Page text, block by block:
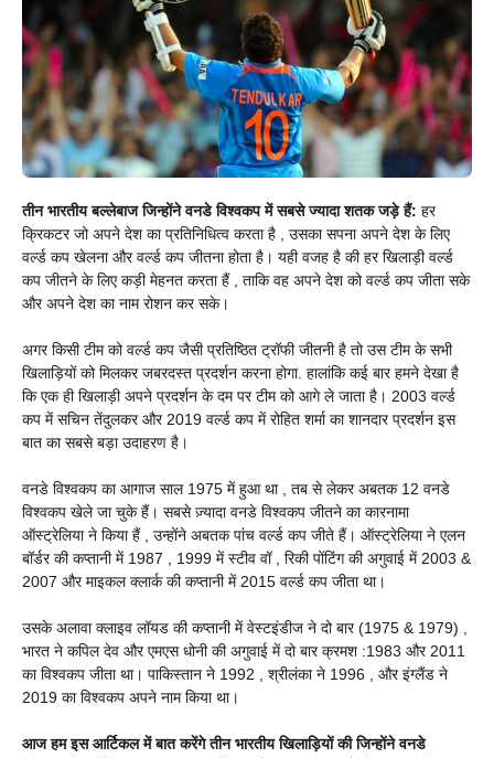
तीन भारतीय बल्लेबाज जिन्होंने वनडे विश्वकप में सबसे ज्यादा शतक जड़े हैं: हर
क्रिकटर जो अपने देश का प्रतिनिधित्व करता है , उसका सपना अपने देश के लिए
वर्ल्ड कप खेलना और वर्ल्ड कप जीतना होता है। यही वजह है की हर खिलाड़ी वर्ल्ड
कप जीतने के लिए कड़ी मेहनत करता हैं , ताकि वह अपने देश को वर्ल्ड कप जीता सके
और अपने देश का नाम रोशन कर सके।
अगर किसी टीम को वर्ल्ड कप जैसी प्रतिष्ठित ट्रॉफी जीतनी है तो उस टीम के सभी
खिलाड़ियों को मिलकर जबरदस्त प्रदर्शन करना होगा. हालांकि कई बार हमने देखा है
कि एक ही खिलाड़ी अपने प्रदर्शन के दम पर टीम को आगे ले जाता है। 2003 वर्ल्ड
कप में सचिन तेंदुलकर और 2019 वर्ल्ड कप में रोहित शर्मा का शानदार प्रदर्शन इस
बात का सबसे बड़ा उदाहरण है।
वनडे विश्वकप का आगाज साल 1975 में हुआ था , तब से लेकर अबतक 12 वनडे
विश्वकप खेले जा चुके हैं। सबसे ज़्यादा वनडे विश्वकप जीतने का कारनामा
ऑस्ट्रेलिया ने किया हैं , उन्होंने अबतक पांच वर्ल्ड कप जीते हैं। ऑस्ट्रेलिया ने एलन
बॉर्डर की कप्तानी में 1987 , 1999 में स्टीव वॉ , रिकी पोंटिंग की अगुवाई में 2003 &
2007 और माइकल क्लार्क की कप्तानी में 2015 वर्ल्ड कप जीता था।
उसके अलावा क्लाइव लॉयड की कप्तानी में वेस्टइंडीज ने दो बार (1975 & 1979) ,
भारत ने कपिल देव और एमएस धोनी की अगुवाई में दो बार क्रमश :1983 और 2011
का विश्वकप जीता था। पाकिस्तान ने 1992 , श्रीलंका ने 1996 , और इंग्लैंड ने
2019 का विश्वकप अपने नाम किया था।
आज हम इस आर्टिकल में बात करेंगे तीन भारतीय खिलाड़ियों की जिन्होंने वनडे